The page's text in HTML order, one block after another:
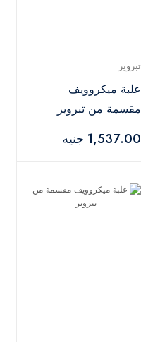
تبروير
علبة ميكروويف
مقسمة من تبروير
1,537.00 جنيه